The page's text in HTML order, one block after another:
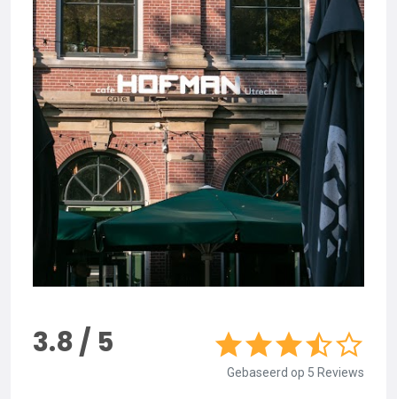
3.8 / 5
Gebaseerd op 5 Reviews